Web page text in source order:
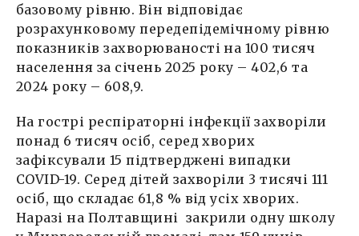
базовому рівню. Він відповідає
розрахунковому передепідемічному рівню
показників захворюваності на 100 тисяч
населення за січень 2025 року – 402,6 та
2024 року – 608,9.
На гострі респіраторні інфекції захворіли
понад 6 тисяч осіб, серед хворих
зафіксували 15 підтверджені випадки
COVID-19. Серед дітей захворіли 3 тисячі 111
осіб, що складає 61,8 % від усіх хворих.
Наразі на Полтавщині закрили одну школу